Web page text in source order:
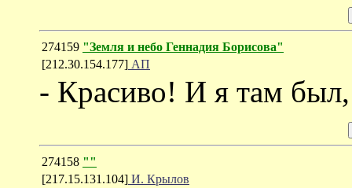
274159 "Земля и небо Геннадия Борисова"
[212.30.154.177] АП
- Красиво! И я там
274158 ""
[217.15.131.104] И. Крылов